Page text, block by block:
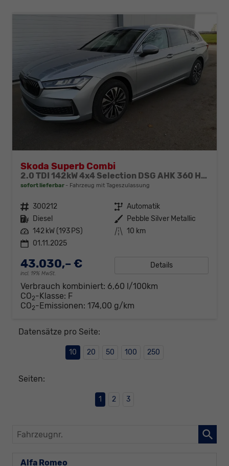
Skoda Superb Combi
2.0 TDI 142kW 4x4 Selection DSG AHK 360 Head Up Pano
sofort lieferbar Fahrzeug mit Tageszulassung
Fahrzeugnr. 300212 Getriebe Automatik
Kraftstoff Diesel Außenfarbe Pebble Silver Metallic
Leistung 142 kW (193 PS) Kilometerstand 10 km
01.11.2025
43.030,– €
incl. 19% MwSt.
Details
Verbrauch kombiniert: 6,60 l/100km
CO2-Klasse: F
CO2-Emissionen: 174,00 g/km
Datensätze pro Seite:
10 20 50 100 250
Seiten:
1 2 3
Fahrzeugnr.
Alfa Romeo